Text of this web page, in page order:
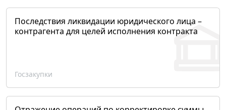
Последствия ликвидации юридического лица –
контрагента для целей исполнения контракта
Госзакупки